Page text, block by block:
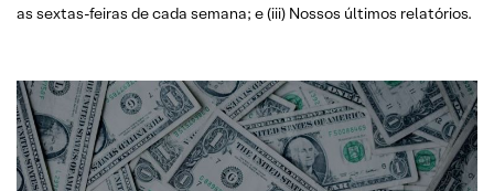
as sextas-feiras de cada semana; e (iii) Nossos últimos relatórios.